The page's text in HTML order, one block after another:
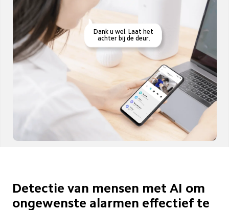
Dank u wel. Laat het
achter bij de deur.
Detectie van mensen met AI om
ongewenste alarmen effectief te